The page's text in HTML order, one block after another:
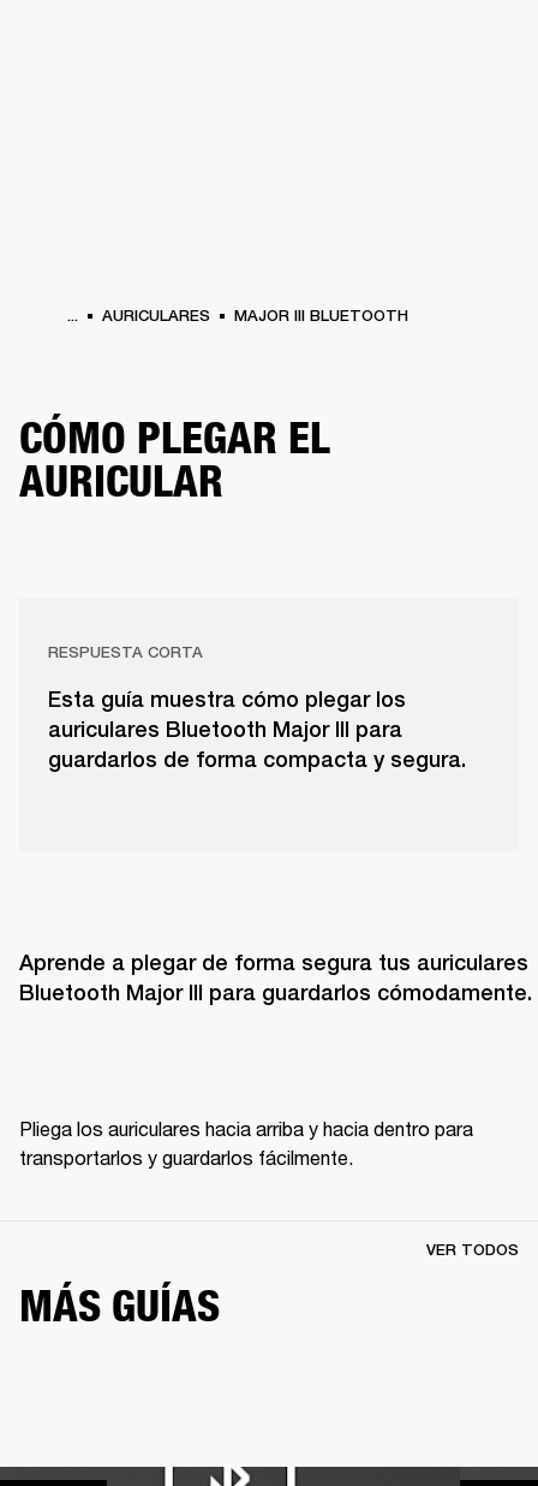
... AURICULARES MAJOR III BLUETOOTH
CÓMO PLEGAR EL
AURICULAR
RESPUESTA CORTA
Esta guía muestra cómo plegar los
auriculares Bluetooth Major III para
guardarlos de forma compacta y segura.
Aprende a plegar de forma segura tus auriculares
Bluetooth Major III para guardarlos cómodamente.
Pliega los auriculares hacia arriba y hacia dentro para
transportarlos y guardarlos fácilmente.
MÁS GUÍAS
VER TODOS